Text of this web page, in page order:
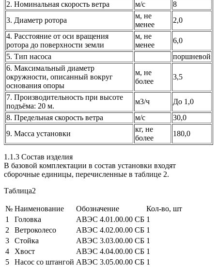
2. Номинальная скорость ветра
м/с
8
3. Диаметр ротора
м, не
менее
2,0
4. Расстояние от оси вращения
ротора до поверхности земли
м, не
менее
6,0
5. Тип насоса
поршневой
6. Максимальный диаметр
окружности, описанный вокруг
основания опоры
м, не
более
3,5
7. Производительность при высоте
подъёма: 20 м.
м3/ч
До 1,0
8. Предельная скорость ветра
м/с
30,0
9. Масса установки
кг, не
более
180,0
1.1.3 Состав изделия
В базовой комплектации в состав установки входят
сборочные единицы, перечисленные в таблице 2.
Таблица2
№ Наименование Обозначение
Кол-во, шт
1
Головка АВЭС 4.01.00.00 СБ 1
2
Ветроколесо АВЭС 4.02.00.00 СБ 1
3
Стойка АВЭС 3.03.00.00 СБ 1
4
Хвост АВЭС 4.04.00.00 СБ 1
5
Насос со штангой АВЭС 3.05.00.00 СБ 1